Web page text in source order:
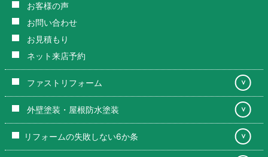
お客様の声
お問い合わせ
お見積もり
ネット来店予約
ファストリフォーム ＞
外壁塗装・屋根防水塗装 ＞
リフォームの失敗しない6か条 ＞